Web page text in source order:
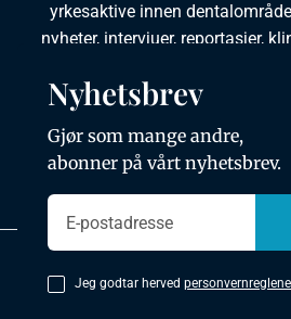
yrkesaktive innen
nyheter, intervjuer, reportasjer,
Dental24 produseres i tett
tannpleiere, tannsøkere,
foreninger, organisasjoner,
Copyright © 2026 Dental24.
Nyhetsbrev
Gjør som mange andre,
abonner på vårt nyhetsbrev.
Jeg godtar herved